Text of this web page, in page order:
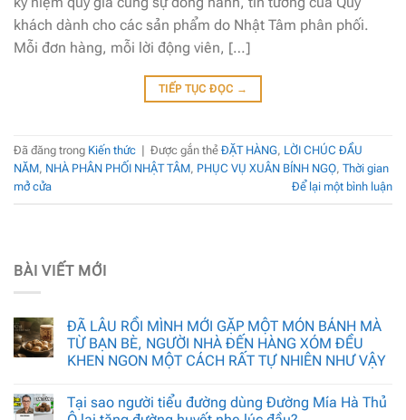
khách dành cho các sản phẩm do Nhật Tâm phân phối.
Mỗi đơn hàng, mỗi lời động viên, […]
TIẾP TỤC ĐỌC →
Đã đăng trong Kiến thức Được gắn thẻ ĐẶT HÀNG, LỜI CHÚC ĐẦU
NĂM, NHÀ PHÂN PHỐI NHẬT TÂM, PHỤC VỤ XUÂN BÍNH NGỌ, Thời gian
mở cửa
Để lại một bình luận
BÀI VIẾT MỚI
ĐÃ LÂU RỒI MÌNH MỚI GẶP MỘT MÓN BÁNH MÀ
TỪ BẠN BÈ, NGƯỜI NHÀ ĐẾN HÀNG XÓM ĐỀU
KHEN NGON MỘT CÁCH RẤT TỰ NHIÊN NHƯ VẬY
Tại sao người tiểu đường dùng Đường Mía Hà Thủ